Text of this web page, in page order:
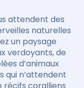
attendent des
naturelles
un paysage
verdoyants, de
d’animaux
qui n’attendent